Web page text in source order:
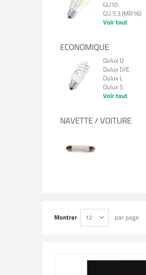
GU10
GU 5.3 (MR16)
Voir tout
ECONOMIQUE
Dulux D
Dulux D/E
Dulux L
Dulux S
Voir tout
NAVETTE / VOITURE
Montrer 12 par page